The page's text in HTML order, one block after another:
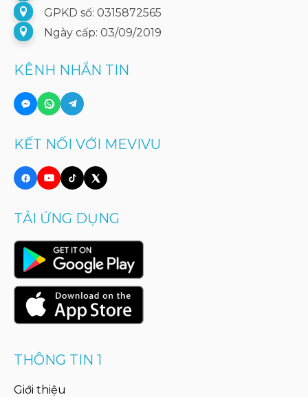
GPKD số: 0315872565
Ngày cấp: 03/09/2019
KÊNH NHẮN TIN
KẾT NỐI VỚI MEVIVU
TẢI ỨNG DỤNG
THÔNG TIN 1
Giới thiệu